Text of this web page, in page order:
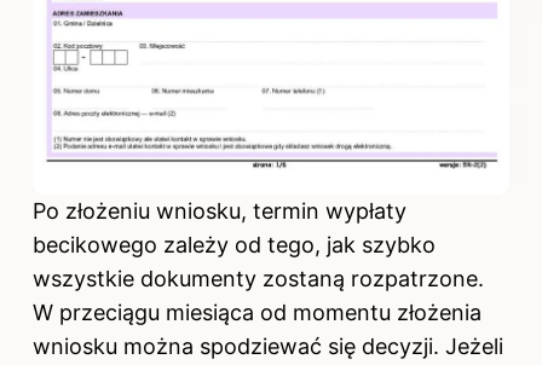
Po złożeniu wniosku, termin wypłaty
becikowego zależy od tego, jak szybko
wszystkie dokumenty zostaną rozpatrzone.
W przeciągu miesiąca od momentu złożenia
wniosku można spodziewać się decyzji. Jeżeli